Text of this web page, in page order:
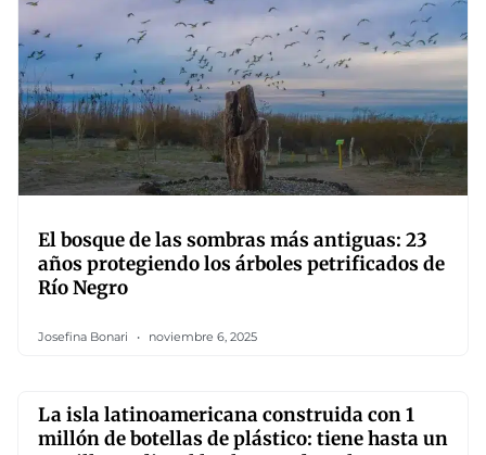
El bosque de las sombras más antiguas: 23
años protegiendo los árboles petrificados de
Río Negro
Josefina Bonari noviembre 6, 2025
La isla latinoamericana construida con 1
millón de botellas de plástico: tiene hasta un